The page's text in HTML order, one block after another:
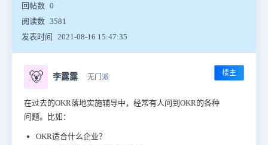
回帖数 0
阅读数 3581
发表时间
2021-08-16 15:47:35
🐻 李露露 无门派 楼主
在过去的OKR落地实施辅导中，经常有人问到OKR的各种
问题。比如：
OKR适合什么企业？